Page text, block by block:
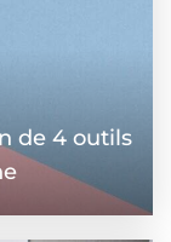
de 4 outils